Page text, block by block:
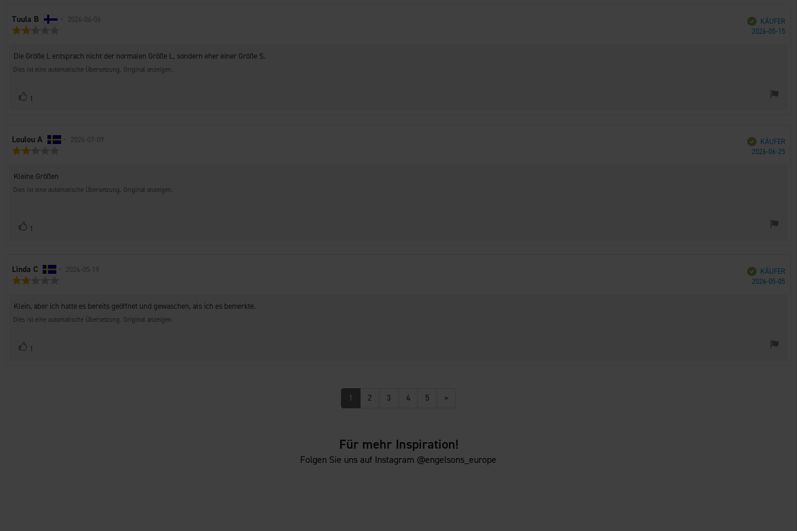
Autor
der
Tuula B • Bewertungsdatum:
2026-06-06
5
Sternen
Verifiziert
KÄUFER
2026-05-15
Rezensionstext:
Die Größe L entsprach nicht der normalen Größe L, sondern eher einer Größe S.
Dies ist eine automatische Übersetzung. Original anzeigen.
Stimme
1
Autor
der
Loulou A • Bewertungsdatum:
2026-07-09
Sternen
Verifiziert
KÄUFER
2026-06-25
Rezensionstext:
Kleine Größen
Dies ist eine automatische Übersetzung. Original anzeigen.
Stimme
1
Autor
der
Linda C • Bewertungsdatum:
2026-05-19
5
Sternen
Verifiziert
KÄUFER
2026-05-05
Rezensionstext:
Klein, aber ich hatte es bereits geöffnet und gewaschen, als ich es bemerkte.
Dies ist eine automatische Übersetzung. Original anzeigen.
Stimme
1
1 2 3 4 5 »
Für mehr Inspiration!
Folgen Sie uns auf Instagram @engelsons_europe